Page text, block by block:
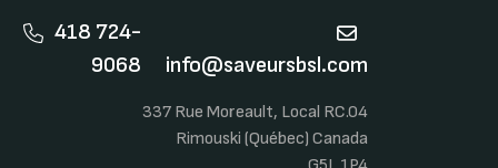
418 724-
9068
info@saveursbsl.com
337 Rue Moreault, Local RC.04
Rimouski (Québec) Canada